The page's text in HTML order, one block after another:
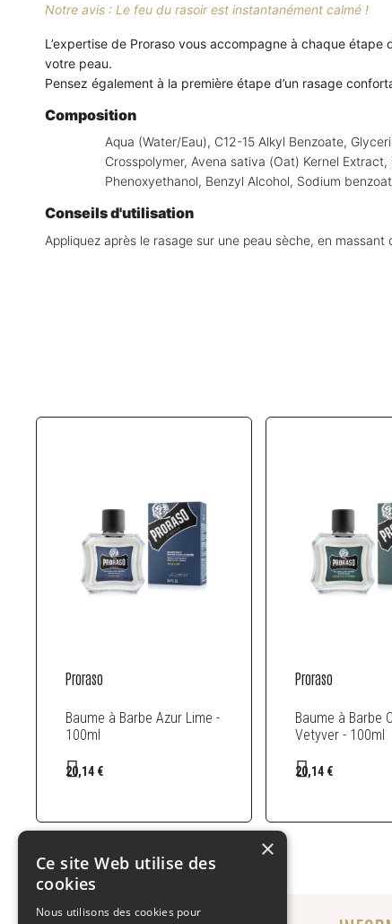
Notre avis : Le feu du rasoir est instantanément calmé !
L’expertise de Proraso vous accompagne à chaque
votre peau.
Pensezégalementà la première étape d’un rasage
Composition
Aqua (Water/Eau), C12-15 Alkyl Benzoate,
Crosspolymer, Avena sativa (Oat) Kernel
Phenoxyethanol, Benzyl Alcohol, Sodium
Conseils d'utilisation
Appliquez après le rasage sur une peau sèche, en massant
Proraso
Baume à Barbe Azur Lime -
100ml
20,14 €
Proraso
Baume à Barbe
Vetyver - 100ml
20,14 €
×
Ce site Web utilise des
cookies
Nous utilisons des cookies pour